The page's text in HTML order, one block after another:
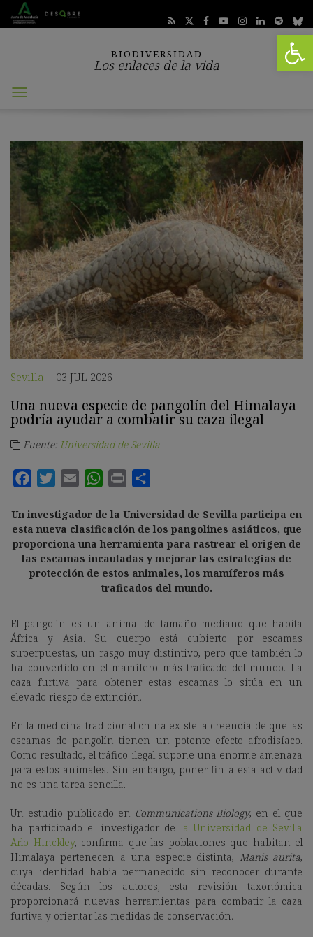
Abrir
BIODIVERSIDAD
Los enlaces de la vida
Abrir
Sevilla | 03 JUL 2026
Una nueva especie de pangolín del Himalaya
podría ayudar a combatir su caza ilegal
Fuente: Universidad de Sevilla
Un investigador de la Universidad de Sevilla participa en
esta nueva clasificación de los pangolines asiáticos, que
proporciona una herramienta para rastrear el origen de
las escamas incautadas y mejorar las estrategias de
protección de estos animales, los mamíferos más
traficados del mundo.
El pangolín es un animal de tamaño mediano que habita
África y Asia. Su cuerpo está cubierto por escamas
superpuestas, un rasgo muy distintivo, pero que también lo
ha convertido en el mamífero más traficado del mundo. La
caza furtiva para obtener estas escamas lo sitúa en un
elevado riesgo de extinción.
En la medicina tradicional china existe la creencia de que las
escamas de pangolín tienen un potente efecto afrodisíaco.
Como resultado, el tráfico ilegal supone una enorme amenaza
para estos animales. Sin embargo, poner fin a esta actividad
no es una tarea sencilla.
Un estudio publicado en Communications Biology, en el que
ha participado el investigador de la Universidad de Sevilla
Arlo Hinckley, confirma que las poblaciones que habitan el
Himalaya pertenecen a una especie distinta, Manis aurita,
cuya identidad había permanecido sin reconocer durante
décadas. Según los autores, esta revisión taxonómica
proporcionará nuevas herramientas para combatir la caza
furtiva y orientar las medidas de conservación.